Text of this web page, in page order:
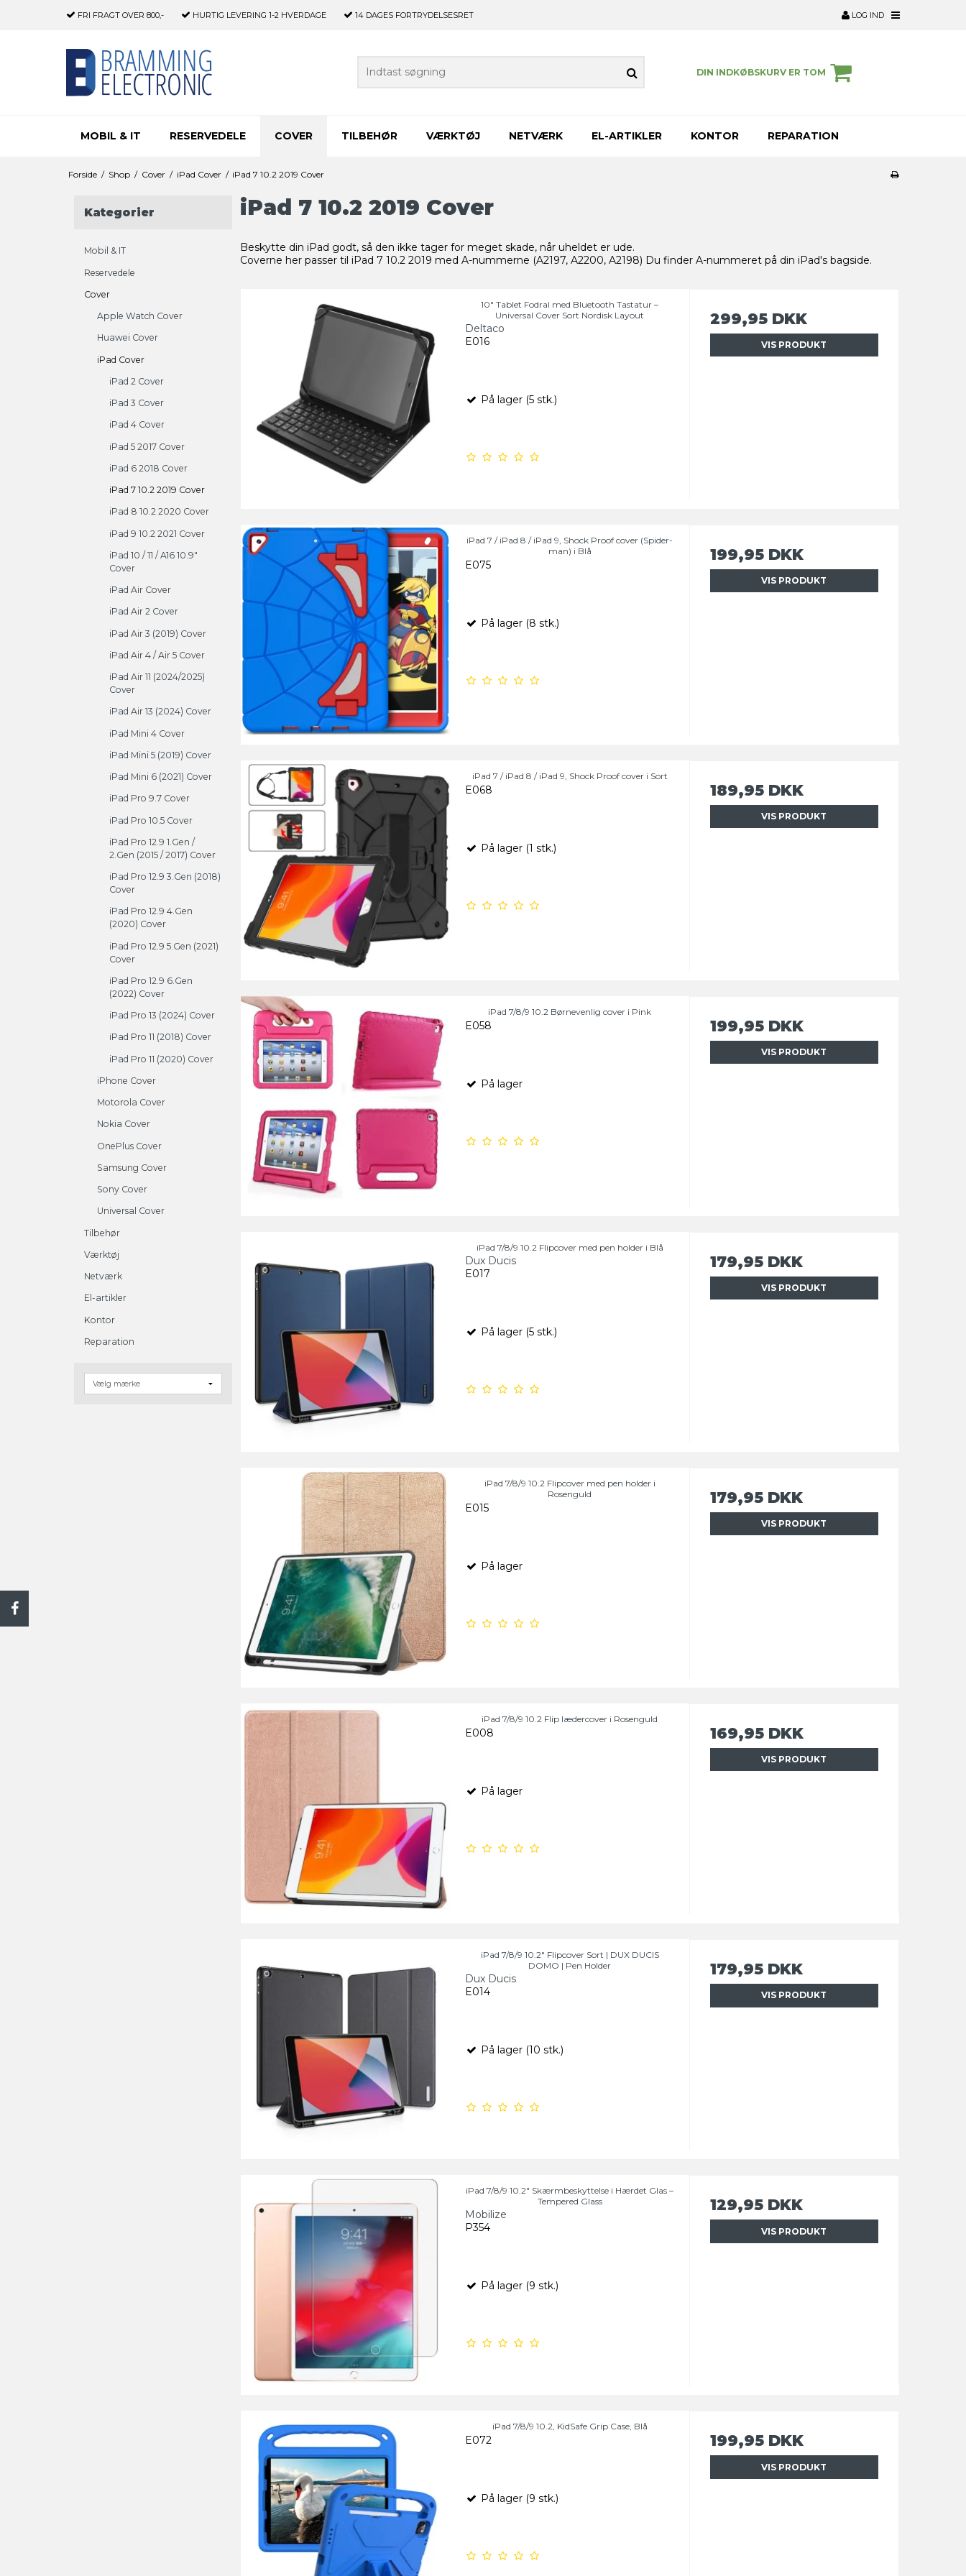
FRI FRAGT OVER 800,- HURTIG LEVERING 1-2 HVERDAGE 14 DAGES FORTRYDELSESRET LOG IND
DIN INDKØBSKURV ER TOM
MOBIL & IT RESERVEDELE COVER TILBEHØR VÆRKTØJ NETVÆRK EL-ARTIKLER KONTOR REPARATION
Forside / Shop / Cover / iPad Cover / iPad 7 10.2 2019 Cover
Kategorier
Mobil & IT
Reservedele
Cover
Apple Watch Cover
Huawei Cover
iPad Cover
iPad 2 Cover
iPad 3 Cover
iPad 4 Cover
iPad 5 2017 Cover
iPad 6 2018 Cover
iPad 7 10.2 2019 Cover
iPad 8 10.2 2020 Cover
iPad 9 10.2 2021 Cover
iPad 10 / 11 / A16 10.9"
Cover
iPad Air Cover
iPad Air 2 Cover
iPad Air 3 (2019) Cover
iPad Air 4 / Air 5 Cover
iPad Air 11 (2024/2025)
Cover
iPad Air 13 (2024) Cover
iPad Mini 4 Cover
iPad Mini 5 (2019) Cover
iPad Mini 6 (2021) Cover
iPad Pro 9.7 Cover
iPad Pro 10.5 Cover
iPad Pro 12.9 1.Gen /
2.Gen (2015 / 2017) Cover
iPad Pro 12.9 3.Gen (2018)
Cover
iPad Pro 12.9 4.Gen
(2020) Cover
iPad Pro 12.9 5.Gen (2021)
Cover
iPad Pro 12.9 6.Gen
(2022) Cover
iPad Pro 13 (2024) Cover
iPad Pro 11 (2018) Cover
iPad Pro 11 (2020) Cover
iPhone Cover
Motorola Cover
Nokia Cover
OnePlus Cover
Samsung Cover
Sony Cover
Universal Cover
Tilbehør
Værktøj
Netværk
El-artikler
Kontor
Reparation
iPad 7 10.2 2019 Cover
Beskytte din iPad godt, så den ikke tager for meget skade, når uheldet er ude.
Coverne her passer til iPad 7 10.2 2019 med A-nummerne (A2197, A2200, A2198) Du finder A-nummeret på din iPad's bagside.
10" Tablet Fodral med Bluetooth Tastatur –
Universal Cover Sort Nordisk Layout
Deltaco
E016
På lager (5 stk.)
299,95 DKK
VIS PRODUKT
iPad 7 / iPad 8 / iPad 9, Shock Proof cover (Spider-
man) i Blå
E075
På lager (8 stk.)
199,95 DKK
VIS PRODUKT
iPad 7 / iPad 8 / iPad 9, Shock Proof cover i Sort
E068
På lager (1 stk.)
189,95 DKK
VIS PRODUKT
iPad 7/8/9 10.2 Børnevenlig cover i Pink
E058
På lager
199,95 DKK
VIS PRODUKT
iPad 7/8/9 10.2 Flipcover med pen holder i Blå
Dux Ducis
E017
På lager (5 stk.)
179,95 DKK
VIS PRODUKT
iPad 7/8/9 10.2 Flipcover med pen holder i
Rosenguld
E015
På lager
179,95 DKK
VIS PRODUKT
iPad 7/8/9 10.2 Flip lædercover i Rosenguld
E008
På lager
169,95 DKK
VIS PRODUKT
iPad 7/8/9 10.2" Flipcover Sort | DUX DUCIS
DOMO | Pen Holder
Dux Ducis
E014
På lager (10 stk.)
179,95 DKK
VIS PRODUKT
iPad 7/8/9 10.2" Skærmbeskyttelse i Hærdet Glas –
Tempered Glass
Mobilize
P354
På lager (9 stk.)
129,95 DKK
VIS PRODUKT
iPad 7/8/9 10.2, KidSafe Grip Case, Blå
E072
På lager (9 stk.)
199,95 DKK
VIS PRODUKT